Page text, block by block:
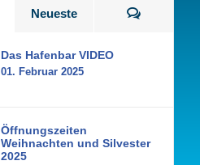
Neueste
Das Hafenbar VIDEO
01. Februar 2025
Öffnungszeiten
Weihnachten und Silvester
2025